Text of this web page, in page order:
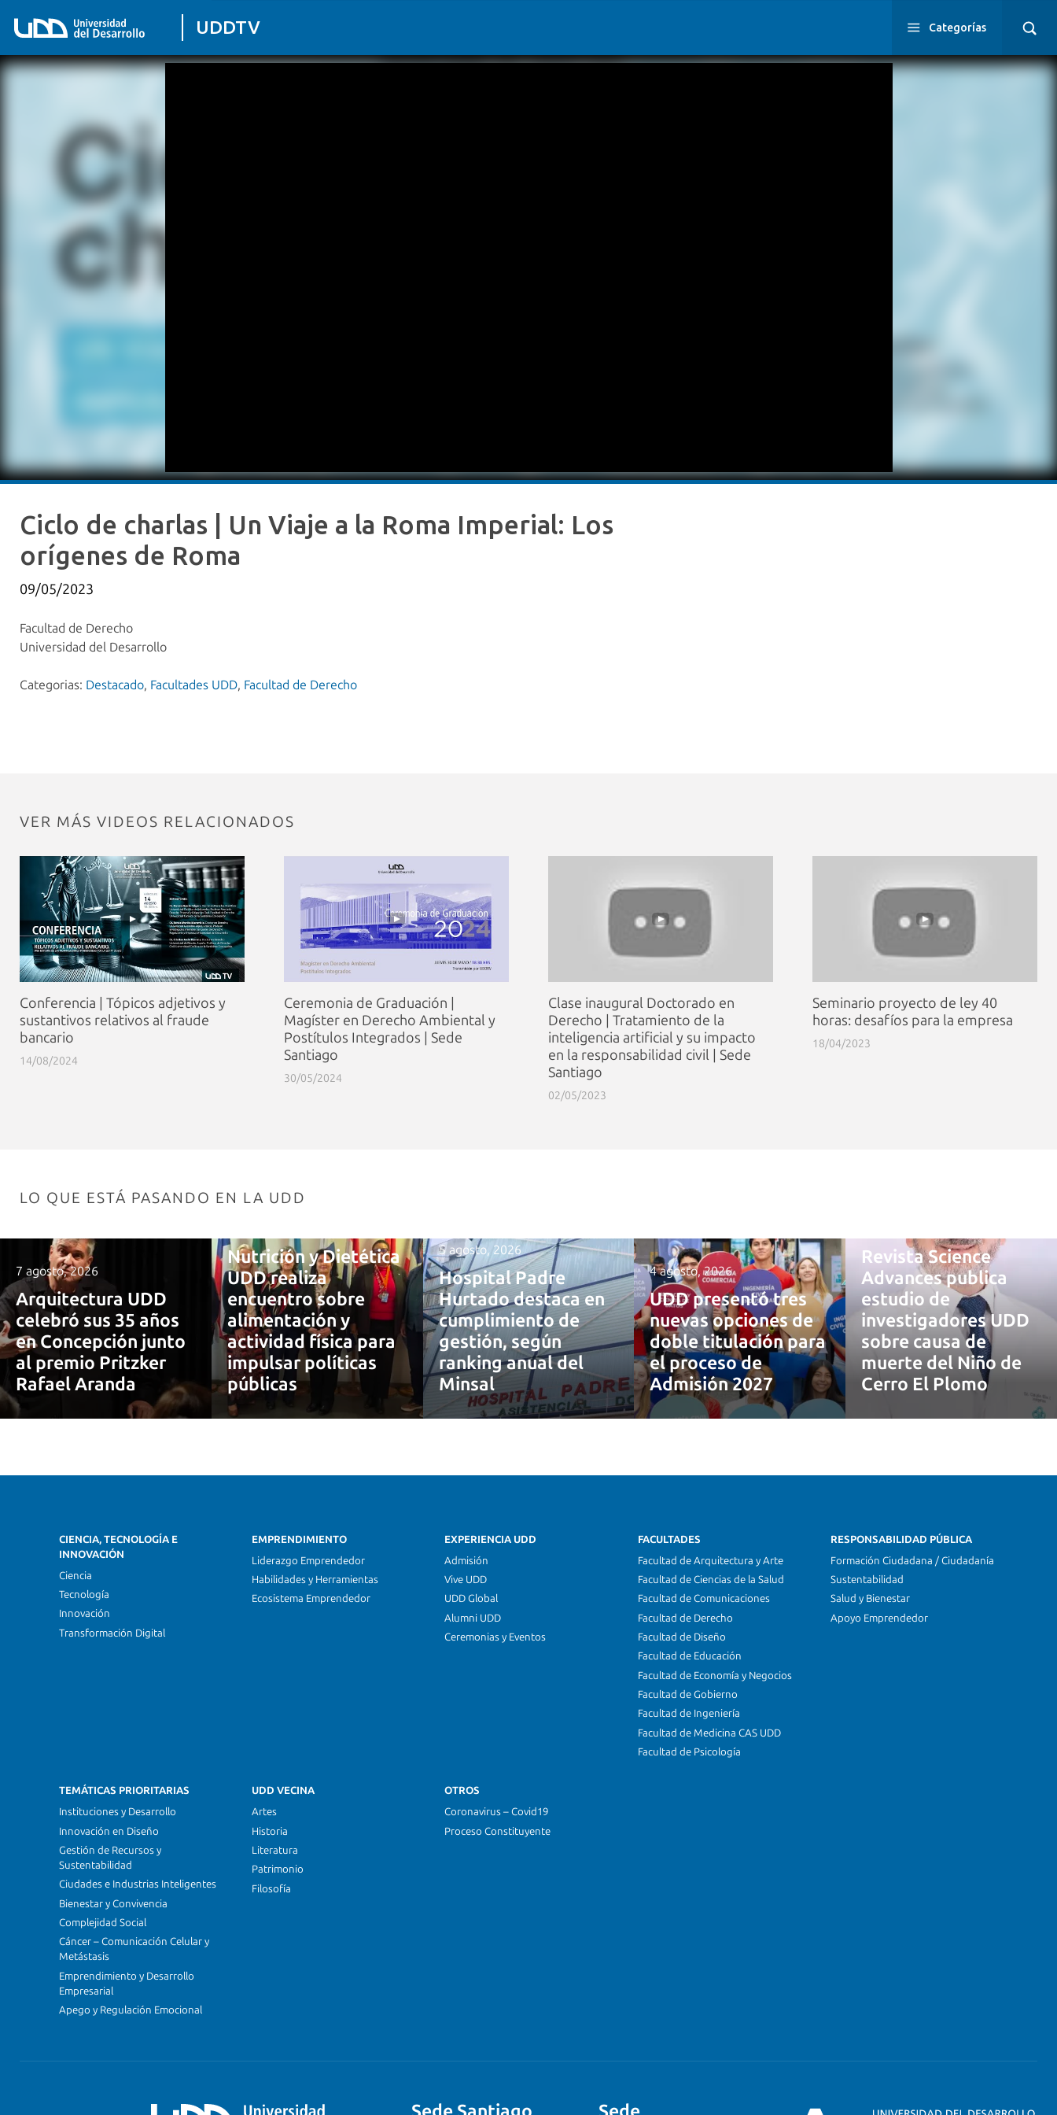
UDDTV Categorías
Ciclo de charlas | Un Viaje a la Roma Imperial: Los
orígenes de Roma
09/05/2023
Facultad de Derecho
Universidad del Desarrollo
Categorias: Destacado, Facultades UDD, Facultad de Derecho
VER MÁS VIDEOS RELACIONADOS
Conferencia | Tópicos adjetivos y
sustantivos relativos al fraude
bancario
14/08/2024
Ceremonia de Graduación |
Magíster en Derecho Ambiental y
Postítulos Integrados | Sede
Santiago
30/05/2024
Clase inaugural Doctorado en
Derecho | Tratamiento de la
inteligencia artificial y su impacto
en la responsabilidad civil | Sede
Santiago
02/05/2023
Seminario proyecto de ley 40
horas: desafíos para la empresa
18/04/2023
LO QUE ESTÁ PASANDO EN LA UDD
7 agosto, 2026
Arquitectura UDD
celebró sus 35 años
en Concepción junto
al premio Pritzker
Rafael Aranda
Nutrición y Dietética
UDD realiza
encuentro sobre
alimentación y
actividad física para
impulsar políticas
públicas
5 agosto, 2026
Hospital Padre
Hurtado destaca en
cumplimiento de
gestión, según
ranking anual del
Minsal
4 agosto, 2026
UDD presentó tres
nuevas opciones de
doble titulación para
el proceso de
Admisión 2027
Revista Science
Advances publica
estudio de
investigadores UDD
sobre causa de
muerte del Niño de
Cerro El Plomo
CIENCIA, TECNOLOGÍA E
INNOVACIÓN
Ciencia
Tecnología
Innovación
Transformación Digital
EMPRENDIMIENTO
Liderazgo Emprendedor
Habilidades y Herramientas
Ecosistema Emprendedor
EXPERIENCIA UDD
Admisión
Vive UDD
UDD Global
Alumni UDD
Ceremonias y Eventos
FACULTADES
Facultad de Arquitectura y Arte
Facultad de Ciencias de la Salud
Facultad de Comunicaciones
Facultad de Derecho
Facultad de Diseño
Facultad de Educación
Facultad de Economía y Negocios
Facultad de Gobierno
Facultad de Ingeniería
Facultad de Medicina CAS UDD
Facultad de Psicología
RESPONSABILIDAD PÚBLICA
Formación Ciudadana / Ciudadanía
Sustentabilidad
Salud y Bienestar
Apoyo Emprendedor
TEMÁTICAS PRIORITARIAS
Instituciones y Desarrollo
Innovación en Diseño
Gestión de Recursos y
Sustentabilidad
Ciudades e Industrias Inteligentes
Bienestar y Convivencia
Complejidad Social
Cáncer – Comunicación Celular y
Metástasis
Emprendimiento y Desarrollo
Empresarial
Apego y Regulación Emocional
UDD VECINA
Artes
Historia
Literatura
Patrimonio
Filosofía
OTROS
Coronavirus – Covid19
Proceso Constituyente